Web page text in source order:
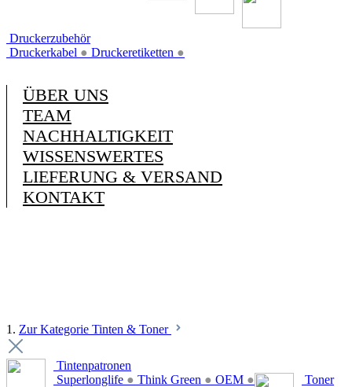
Druckerzubehör
Druckerkabel ● Druckeretiketten ●
ÜBER UNS
TEAM
NACHHALTIGKEIT
WISSENSWERTES
LIEFERUNG & VERSAND
KONTAKT
1. Zur Kategorie Tinten & Toner
Tintenpatronen
Superlonglife ● Think Green ● OEM ● Toner